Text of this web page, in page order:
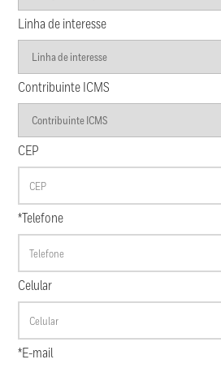
Linha de interesse
Contribuinte ICMS
CEP
*Telefone
Celular
*E-mail